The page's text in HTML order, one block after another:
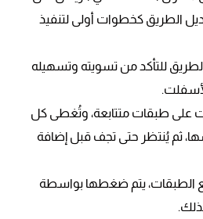
الطريق كخطوات أولى لتنفيذ
للتأكد من تسويته وتسهيله
على طبقات متتابعة، وتُغطى كل
ثم يُنتظر حتى تجف قبل إضافة
الطبقات، يتم ضغطها بواسطة